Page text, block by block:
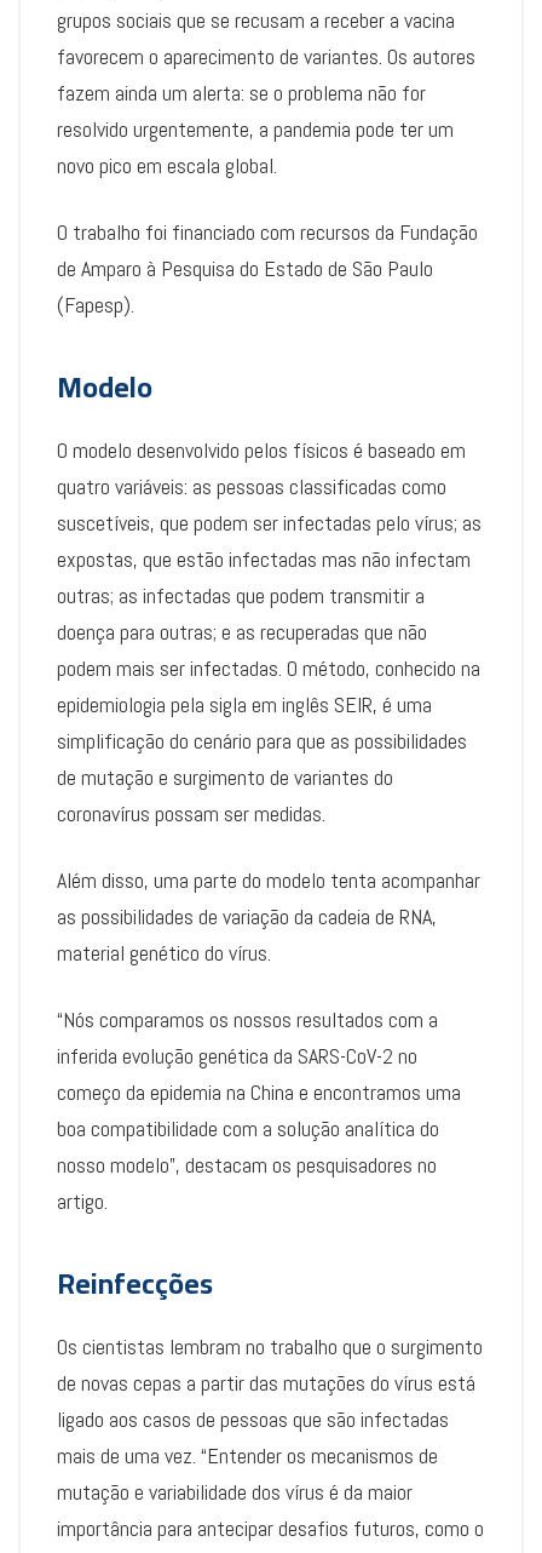
grupos sociais que se recusam a receber a vacina
favorecem o aparecimento de variantes. Os autores
fazem ainda um alerta: se o problema não for
resolvido urgentemente, a pandemia pode ter um
novo pico em escala global.
O trabalho foi financiado com recursos da Fundação
de Amparo à Pesquisa do Estado de São Paulo
(Fapesp).
Modelo
O modelo desenvolvido pelos físicos é baseado em
quatro variáveis: as pessoas classificadas como
suscetíveis, que podem ser infectadas pelo vírus; as
expostas, que estão infectadas mas não infectam
outras; as infectadas que podem transmitir a
doença para outras; e as recuperadas que não
podem mais ser infectadas. O método, conhecido na
epidemiologia pela sigla em inglês SEIR, é uma
simplificação do cenário para que as possibilidades
de mutação e surgimento de variantes do
coronavírus possam ser medidas.
Além disso, uma parte do modelo tenta acompanhar
as possibilidades de variação da cadeia de RNA,
material genético do vírus.
“Nós comparamos os nossos resultados com a
inferida evolução genética da SARS-CoV-2 no
começo da epidemia na China e encontramos uma
boa compatibilidade com a solução analítica do
nosso modelo”, destacam os pesquisadores no
artigo.
Reinfecções
Os cientistas lembram no trabalho que o surgimento
de novas cepas a partir das mutações do vírus está
ligado aos casos de pessoas que são infectadas
mais de uma vez. “Entender os mecanismos de
mutação e variabilidade dos vírus é da maior
importância para antecipar desafios futuros, como o